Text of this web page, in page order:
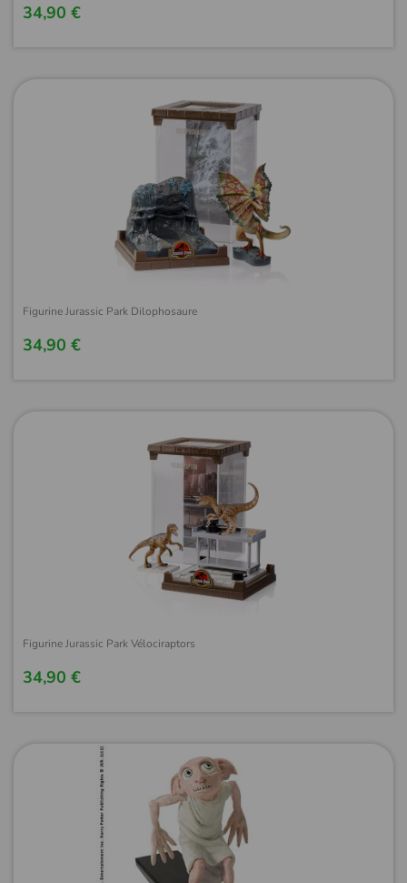
34,90 €
Figurine Jurassic Park Dilophosaure
34,90 €
Figurine Jurassic Park Vélociraptors
34,90 €